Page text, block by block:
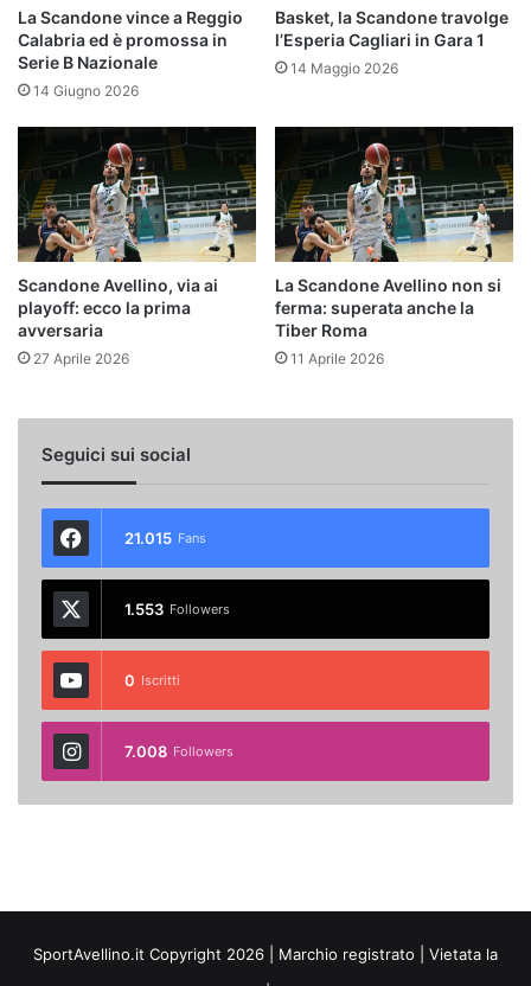
La Scandone vince a Reggio
Calabria ed è promossa in
Serie B Nazionale
14 Giugno 2026
Basket, la Scandone travolge
l’Esperia Cagliari in Gara 1
14 Maggio 2026
Scandone Avellino, via ai
playoff: ecco la prima
avversaria
27 Aprile 2026
La Scandone Avellino non si
ferma: superata anche la
Tiber Roma
11 Aprile 2026
Seguici sui social
21.015 Fans
1.553 Followers
0 Iscritti
7.008 Followers
SportAvellino.it Copyright 2026 | Marchio registrato | Vietata la